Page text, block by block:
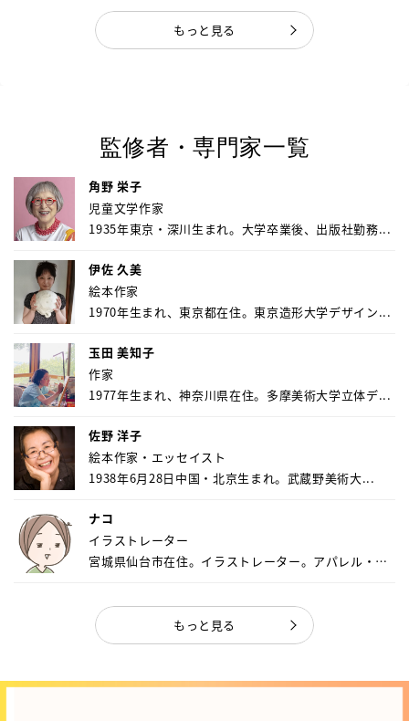
もっと見る
監修者・専門家一覧
角野 栄子
児童文学作家
1935年東京・深川生まれ。大学卒業後、出版社勤務...
伊佐 久美
絵本作家
1970年生まれ、東京都在住。東京造形大学デザイン...
玉田 美知子
作家
1977年生まれ、神奈川県在住。多摩美術大学立体デ...
佐野 洋子
絵本作家・エッセイスト
1938年6月28日中国・北京生まれ。武蔵野美術大...
ナコ
イラストレーター
宮城県仙台市在住。イラストレーター。アパレル・キ
もっと見る